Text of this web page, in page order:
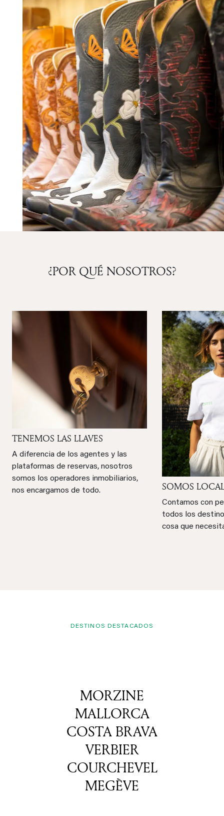
¿POR QUÉ NOSOTROS?
TENEMOS LAS LLAVES
A diferencia de los agentes y las
plataformas de reservas, nosotros
somos los operadores inmobiliarios,
nos encargamos de todo.
SOMOS
Contamos con
todos los
cosa que
DESTINOS DESTACADOS
MORZINE
MALLORCA
COSTA BRAVA
VERBIER
COURCHEVEL
MEGÈVE